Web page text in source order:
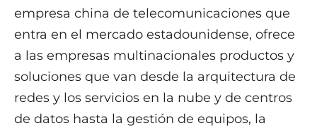
empresa china de telecomunicaciones que
entra en el mercado estadounidense, ofrece
a las empresas multinacionales productos y
soluciones que van desde la arquitectura de
redes y los servicios en la nube y de centros
de datos hasta la gestión de equipos, la